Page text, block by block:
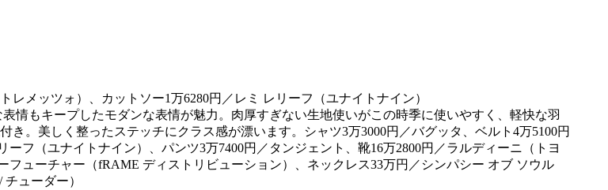
情もキープしたモダンな表情が魅力。肉厚すぎない生地使いがこの時季に使いやすく、軽快な羽
。美しく整ったステッチにクラス感が漂います。シャツ3万3000円／バグッタ、ベルト4万5100円
フ（ユナイトナイン）、パンツ3万7400円／タンジェント、靴16万2800円／ラルディーニ（トヨ
ューチャー（fRAME ディストリビューション）、ネックレス33万円／シンパシー オブ ソウル
ューダー）